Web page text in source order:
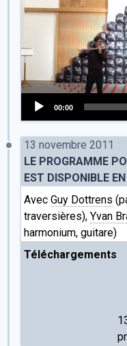
Player
00:00
13 novembre 2011
LE PROGRAMME
EST DISPONIBLE
Avec Guy Dottrens
traversières), Yvan
harmonium, guitare)
Téléchargements